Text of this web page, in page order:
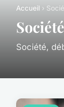
Accueil ›
Société
Société,